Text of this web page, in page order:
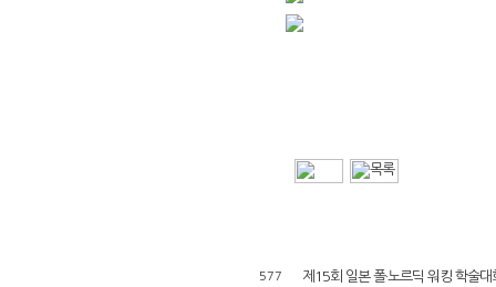
577 제15회 일본 폴·노르딕 워킹 학술